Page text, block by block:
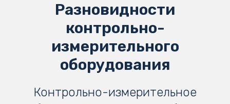
Разновидности
контрольно-
измерительного
оборудования
Контрольно-измерительное